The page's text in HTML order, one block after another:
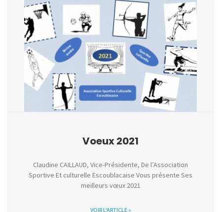
Voeux 2021
Claudine CAILLAUD, Vice-Présidente, De l’Association
Sportive Et culturelle Escoublacaise Vous présente Ses
meilleurs vœux 2021
VOIR L'ARTICLE »